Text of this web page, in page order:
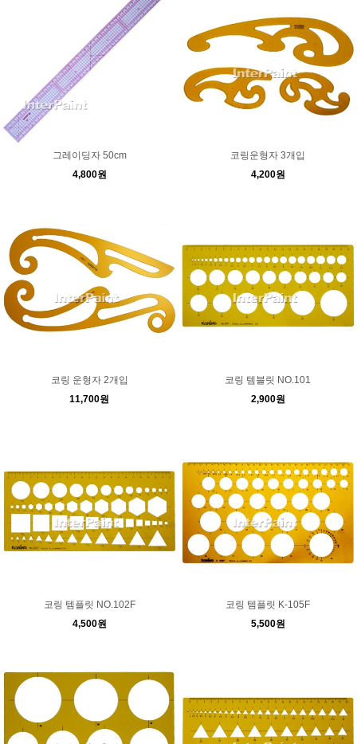
그레이딩자 50cm
4,800원
코링운형자 3개입
4,200원
코링 운형자 2개입
11,700원
코링 템블릿 NO.101
2,900원
코링 템플릿 NO.102F
4,500원
코링 템플릿 K-105F
5,500원